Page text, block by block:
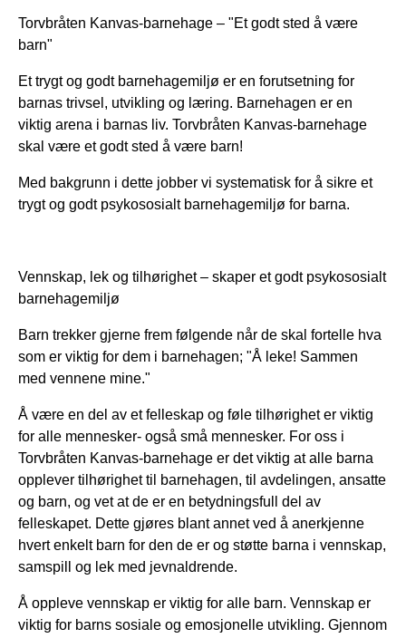
Torvbråten Kanvas-barnehage – "Et godt sted å være
barn"
Et trygt og godt barnehagemiljø er en forutsetning for
barnas trivsel, utvikling og læring. Barnehagen er en
viktig arena i barnas liv. Torvbråten Kanvas-barnehage
skal være et godt sted å være barn!
Med bakgrunn i dette jobber vi systematisk for å sikre et
trygt og godt psykososialt barnehagemiljø for barna.
Vennskap, lek og tilhørighet – skaper et godt psykososialt
barnehagemiljø
Barn trekker gjerne frem følgende når de skal fortelle hva
som er viktig for dem i barnehagen; "Å leke! Sammen
med vennene mine."
Å være en del av et felleskap og føle tilhørighet er viktig
for alle mennesker- også små mennesker. For oss i
Torvbråten Kanvas-barnehage er det viktig at alle barna
opplever tilhørighet til barnehagen, til avdelingen, ansatte
og barn, og vet at de er en betydningsfull del av
felleskapet. Dette gjøres blant annet ved å anerkjenne
hvert enkelt barn for den de er og støtte barna i vennskap,
samspill og lek med jevnaldrende.
Å oppleve vennskap er viktig for alle barn. Vennskap er
viktig for barns sosiale og emosjonelle utvikling. Gjennom